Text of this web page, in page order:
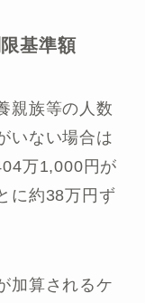
基準額
親族等の人数
いない場合は
万1,000円が
に約38万円ず
加算されるケ